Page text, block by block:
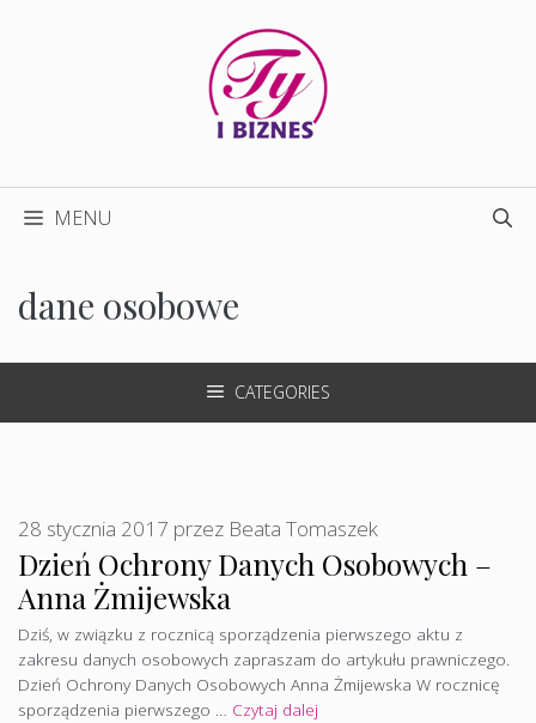
MENU
dane osobowe
CATEGORIES
Dzień Ochrony Danych Osobowych –
Anna Żmijewska
28 stycznia 2017 przez Beata Tomaszek
Dziś, w związku z rocznicą sporządzenia pierwszego aktu z
zakresu danych osobowych zapraszam do artykułu prawniczego.
Dzień Ochrony Danych Osobowych Anna Żmijewska W rocznicę
sporządzenia pierwszego … Czytaj dalej